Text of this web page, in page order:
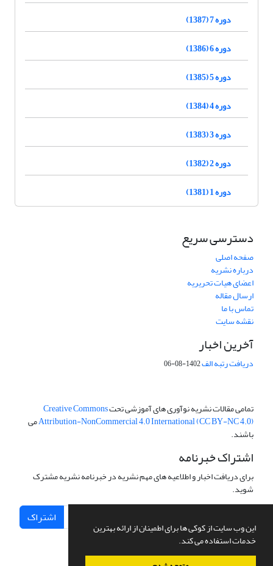
این وب سایت از کوکی ها برای اطمینان از ارائه بهترین
خدمات استفاده می کند.
دوره 7 (1387)
دوره 6 (1386)
دوره 5 (1385)
دوره 4 (1384)
دوره 3 (1383)
دوره 2 (1382)
دوره 1 (1381)
دسترسی سریع
صفحه اصلی
درباره نشریه
اعضای هیات تحریریه
ارسال مقاله
تماس با ما
نقشه سایت
آخرین اخبار
دریافت رتبه الف1402-08-06
تمامی مقالات نشریه نوآوری های آموزشی تحتCreative Commons
Attribution-NonCommercial 4.0 International (CC BY-NC 4.0)می
باشند.
اشتراک خبرنامه
برای دریافت اخبار و اطلاعیه های مهم نشریه در خبرنامه نشریه مشترک
شوید.
اشتراک